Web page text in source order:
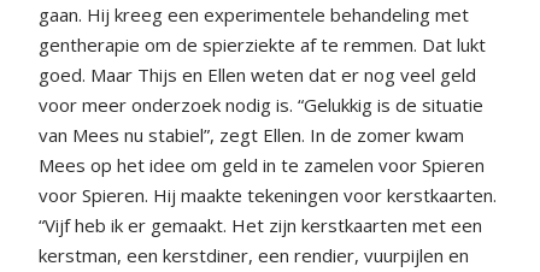
gaan. Hij kreeg een experimentele behandeling met
gentherapie om de spierziekte af te remmen. Dat lukt
goed. Maar Thijs en Ellen weten dat er nog veel geld
voor meer onderzoek nodig is. “Gelukkig is de situatie
van Mees nu stabiel”, zegt Ellen. In de zomer kwam
Mees op het idee om geld in te zamelen voor Spieren
voor Spieren. Hij maakte tekeningen voor kerstkaarten.
“Vijf heb ik er gemaakt. Het zijn kerstkaarten met een
kerstman, een kerstdiner, een rendier, vuurpijlen en